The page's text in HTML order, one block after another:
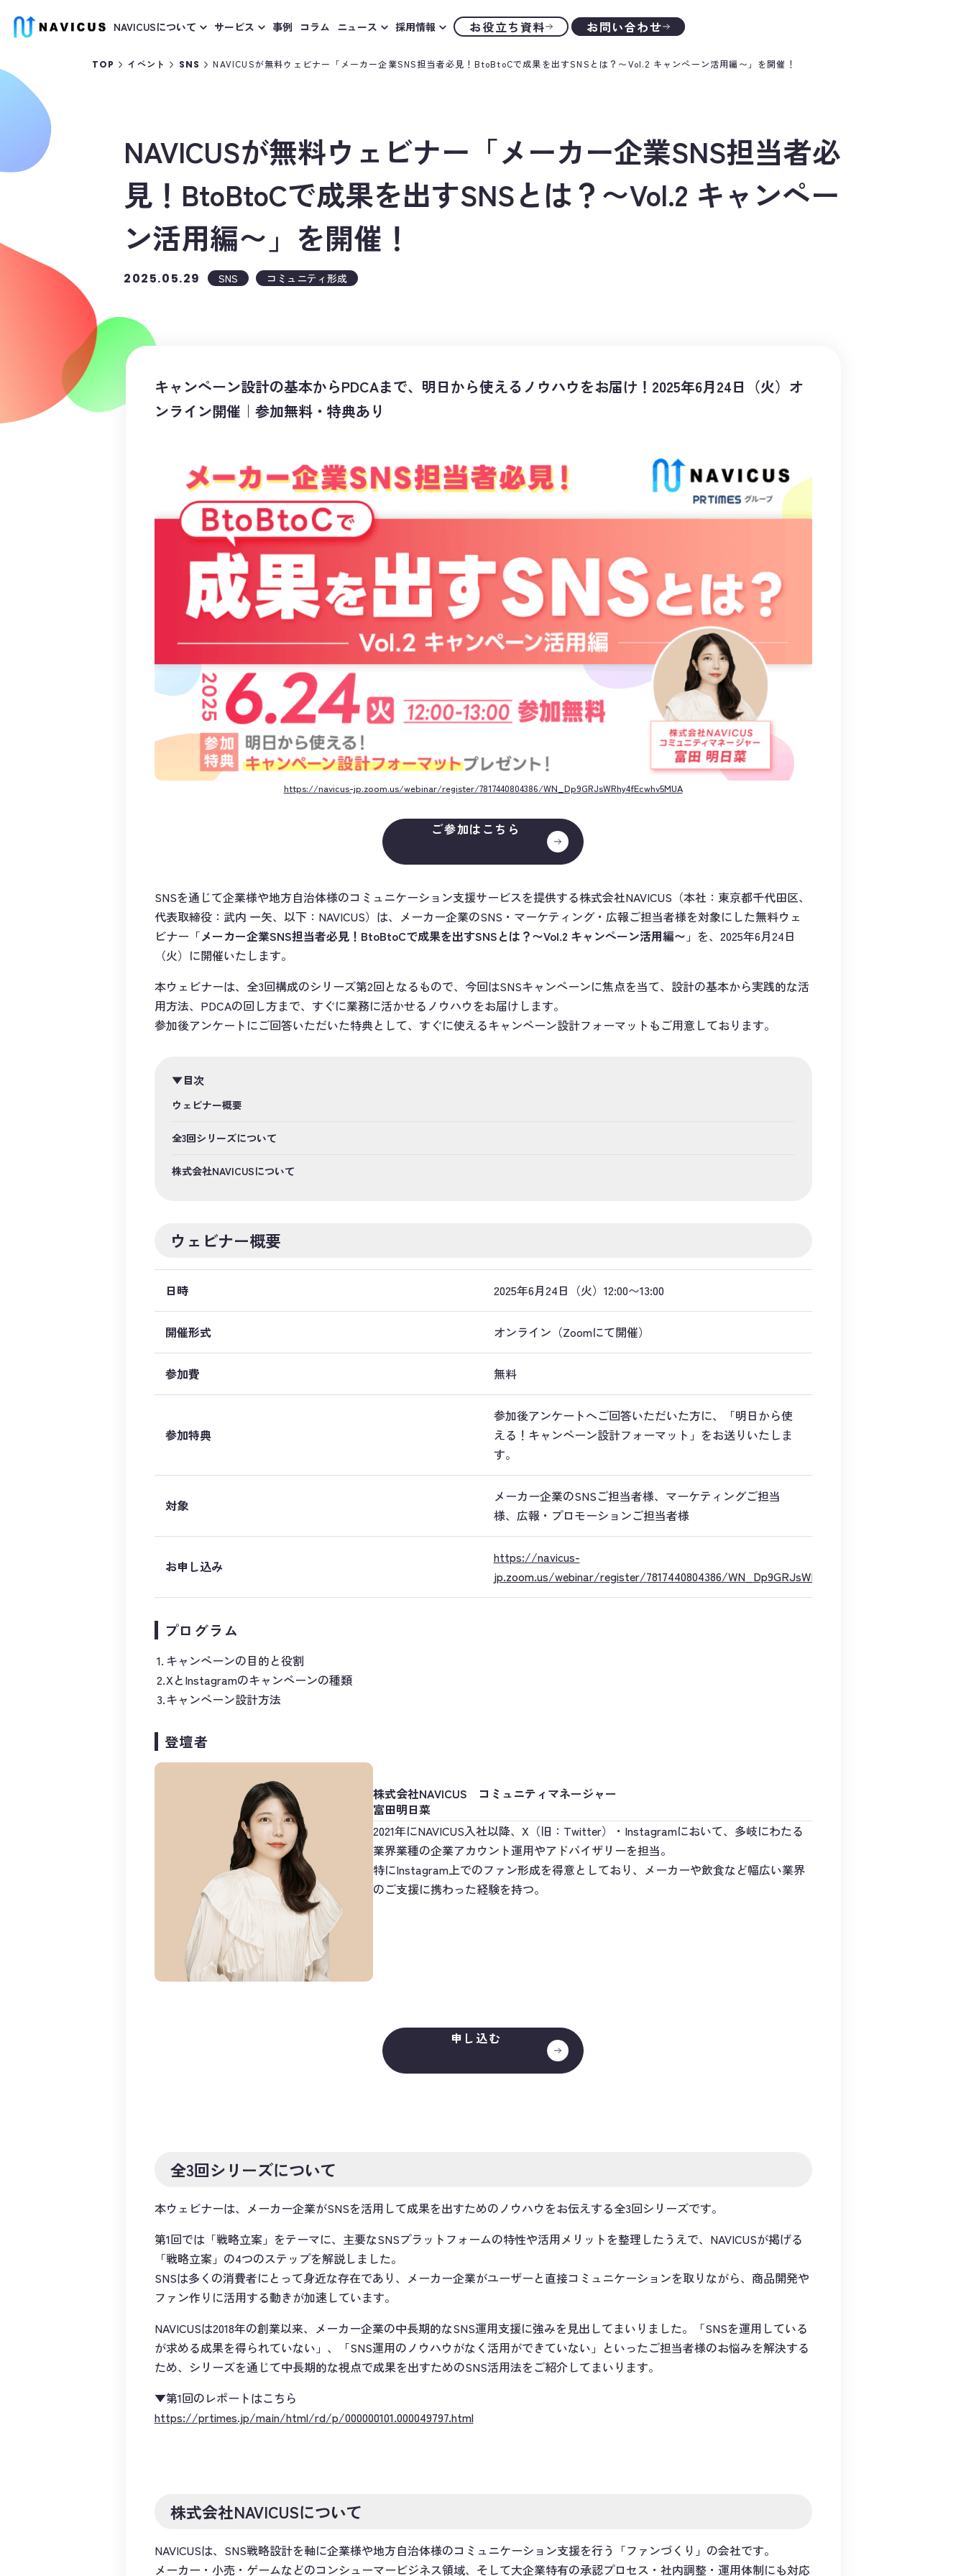
NAVICUSについて サービス 事例 コラム ニュース 採用情報 お役立ち資料 お問い合わせ
TOP イベント SNS NAVICUSが無料ウェビナー「メーカー企業SNS担当者必見！BtoBtoCで成果を出すSNSとは？〜Vol.2 キャンペーン活用編〜」を開催！
NAVICUSが無料ウェビナー「メーカー企業SNS担当者必
見！BtoBtoCで成果を出すSNSとは？〜Vol.2 キャンペー
ン活用編〜」を開催！
2025.05.29 SNS コミュニティ形成
キャンペーン設計の基本からPDCAまで、明日から使えるノウハウをお届け！2025年6月24日（火）オ
ンライン開催｜参加無料・特典あり
https://navicus-jp.zoom.us/webinar/register/7817440804386/WN_Dp9GRJsWRhy4fEcwhv5MUA
ご参加はこちら
SNSを通じて企業様や地方自治体様のコミュニケーション支援サービスを提供する株式会社NAVICUS（本社：東京都千代田区、
代表取締役：武内 一矢、以下：NAVICUS）は、メーカー企業のSNS・マーケティング・広報ご担当者様を対象にした無料ウェ
ビナー「メーカー企業SNS担当者必見！BtoBtoCで成果を出すSNSとは？〜Vol.2 キャンペーン活用編〜 」を、2025年6月24日
（火）に開催いたします。
本ウェビナーは、全3回構成のシリーズ第2回となるもので、今回はSNSキャンペーンに焦点を当て、設計の基本から実践的な活
用方法、PDCAの回し方まで、すぐに業務に活かせるノウハウをお届けします。
参加後アンケートにご回答いただいた特典として、すぐに使えるキャンペーン設計フォーマットもご用意しております。
目次
ウェビナー概要
全3回シリーズについて
株式会社NAVICUSについて
ウェビナー概要
日時 2025年6月24日（火）12:00〜13:00
開催形式 オンライン（Zoomにて開催）
参加費 無料
参加特典
参加後アンケートへご回答いただいた方に、「明日から使
える！キャンペーン設計フォーマット」をお送りいたしま
す。
対象
メーカー企業のSNSご担当者様、マーケティングご担当
様、広報・プロモーションご担当者様
お申し込み
https://navicus-
jp.zoom.us/webinar/register/7817440804386/WN_Dp9GRJsWRhy4fEcwhv5MUA
プログラム
キャンペーンの目的と役割
XとInstagramのキャンペーンの種類
キャンペーン設計方法
登壇者
株式会社NAVICUS コミュニティマネージャー
富田明日菜
2021年にNAVICUS入社以降、X（旧：Twitter）・Instagramにおいて、多岐にわたる
業界業種の企業アカウント運用やアドバイザリーを担当。
特にInstagram上でのファン形成を得意としており、メーカーや飲食など幅広い業界
のご支援に携わった経験を持つ。
申し込む
全3回シリーズについて
本ウェビナーは、メーカー企業がSNSを活用して成果を出すためのノウハウをお伝えする全3回シリーズです。
第1回では「戦略立案」をテーマに、主要なSNSプラットフォームの特性や活用メリットを整理したうえで、NAVICUSが掲げる
「戦略立案」の4つのステップを解説しました。
SNSは多くの消費者にとって身近な存在であり、メーカー企業がユーザーと直接コミュニケーションを取りながら、商品開発や
ファン作りに活用する動きが加速しています。
NAVICUSは2018年の創業以来、メーカー企業の中長期的なSNS運用支援に強みを見出してまいりました。「SNSを運用している
が求める成果を得られていない」、「SNS運用のノウハウがなく活用ができていない」といったご担当者様のお悩みを解決する
ため、シリーズを通じて中長期的な視点で成果を出すためのSNS活用法をご紹介してまいります。
▼第1回のレポートはこちら
https://prtimes.jp/main/html/rd/p/000000101.000049797.html
株式会社NAVICUSについて
NAVICUSは、SNS戦略設計を軸に企業様や地方自治体様のコミュニケーション支援を行う「ファンづくり」の会社です。
メーカー・小売・ゲームなどのコンシューマービジネス領域、そして大企業特有の承認プロセス・社内調整・運用体制にも対応